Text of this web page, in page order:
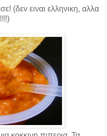
(δεν ειναι ελληνικη, αλλα